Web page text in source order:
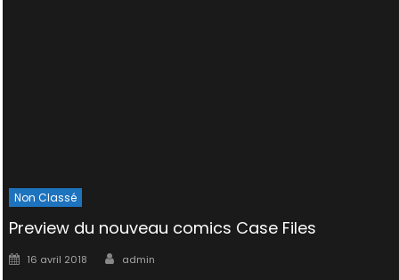
Non Classé
Preview du nouveau comics Case Files
Posted
16 avril 2018 Author
admin